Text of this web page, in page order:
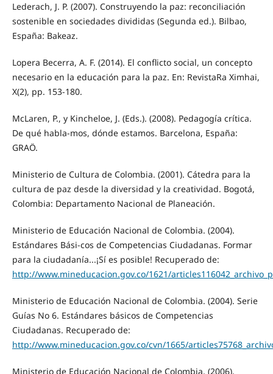
Lederach, J. P. (2007). Construyendo la paz: reconciliación
sostenible en sociedades divididas (Segunda ed.). Bilbao,
España: Bakeaz.
Lopera Becerra, A. F. (2014). El conflicto social, un concepto
necesario en la educación para la paz. En: RevistaRa Ximhai,
X(2), pp. 153-180.
McLaren, P., y Kincheloe, J. (Eds.). (2008). Pedagogía crítica.
De qué habla-mos, dónde estamos. Barcelona, España:
GRAÖ.
Ministerio de Cultura de Colombia. (2001). Cátedra para la
cultura de paz desde la diversidad y la creatividad. Bogotá,
Colombia: Departamento Nacional de Planeación.
Ministerio de Educación Nacional de Colombia. (2004).
Estándares Bási-cos de Competencias Ciudadanas. Formar
para la ciudadanía...¡Sí es posible! Recuperado de:
http://www.mineducacion.gov.co/1621/
Ministerio de Educación Nacional de Colombia. (2004). Serie
Guías No 6. Estándares básicos de Competencias
Ciudadanas. Recuperado de:
http://www.mineducacion.gov.co/cvn/1665/
Ministerio de Educación Nacional de Colombia. (2006).